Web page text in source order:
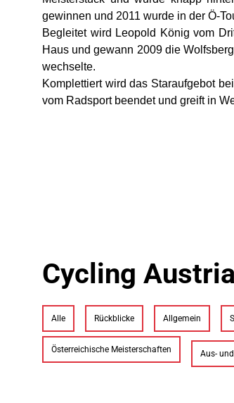
gewinnen und 2011 wurde in der Ö-
Begleitet wird Leopold König vom
Haus und gewann 2009 die
wechselte.
Komplettiert wird das Staraufgebot
vom Radsport beendet und greift in
Cycling
Alle Rückblicke Allgemein
Österreichische Meisterschaften Aus-